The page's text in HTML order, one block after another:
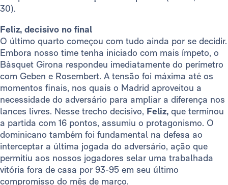
30).
Feliz, decisivo no final
O último quarto começou com tudo ainda por se decidir.
Embora nosso time tenha iniciado com mais ímpeto, o
Bàsquet Girona respondeu imediatamente do perímetro
com Geben e Rosembert. A tensão foi máxima até os
momentos finais, nos quais o Madrid aproveitou a
necessidade do adversário para ampliar a diferença nos
lances livres. Nesse trecho decisivo, Feliz, que terminou
a partida com 16 pontos, assumiu o protagonismo. O
dominicano também foi fundamental na defesa ao
interceptar a última jogada do adversário, ação que
permitiu aos nossos jogadores selar uma trabalhada
vitória fora de casa por 93-95 em seu último
compromisso do mês de março.